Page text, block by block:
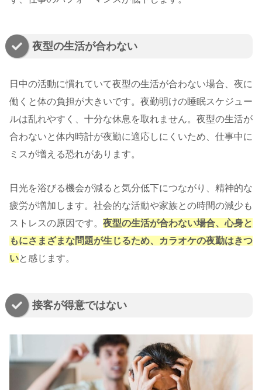
夜型の生活が合わない
日中の活動に慣れていて夜型の生活が合わない場合、夜に
働くと体の負担が大きいです。夜勤明けの睡眠スケジュー
ルは乱れやすく、十分な休息を取れません。夜型の生活が
合わないと体内時計が夜勤に適応しにくいため、仕事中に
ミスが増える恐れがあります。
日光を浴びる機会が減ると気分低下につながり、精神的な
疲労が増加します。社会的な活動や家族との時間の減少も
ストレスの原因です。 夜型の生活が合わない場合、心身と
もにさまざまな問題が生じるため、カラオケの夜勤はきつ
いと感じます。
接客が得意ではない